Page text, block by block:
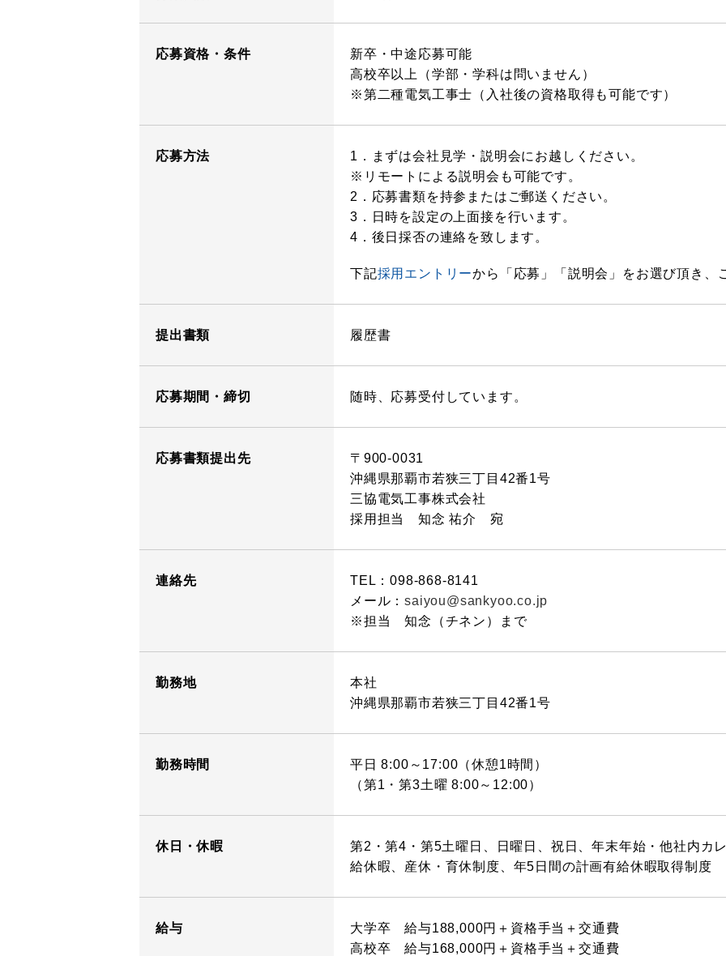
応募資格・条件
新卒・中途応募可能
高校卒以上（学部・学科は問いません）
※第二種電気工事士（入社後の資格取得も可能です）
応募方法
1．まずは会社見学・説明会にお越しください。
※リモートによる説明会も可能です。
2．応募書類を持参またはご郵送ください。
3．日時を設定の上面接を行います。
4．後日採否の連絡を致します。
下記採用エントリーから「応募」「説明会」をお選び頂き、
提出書類 履歴書
応募期間・締切 随時、応募受付しています。
応募書類提出先
〒900-0031
沖縄県那覇市若狭三丁目42番1号
三協電気工事株式会社
採用担当 知念 祐介 宛
連絡先
TEL：098-868-8141
メール：saiyou@sankyoo.co.jp
※担当 知念（チネン）まで
勤務地
本社
沖縄県那覇市若狭三丁目42番1号
勤務時間
平日 8:00～17:00（休憩1時間）
（第1・第3土曜 8:00～12:00）
休日・休暇
第2・第4・第5土曜日、日曜日、祝日、年末年始・他社内カ
給休暇、産休・育休制度、年5日間の計画有給休暇取得制度
給与
大学卒 給与188,000円＋資格手当＋交通費
高校卒 給与168,000円＋資格手当＋交通費